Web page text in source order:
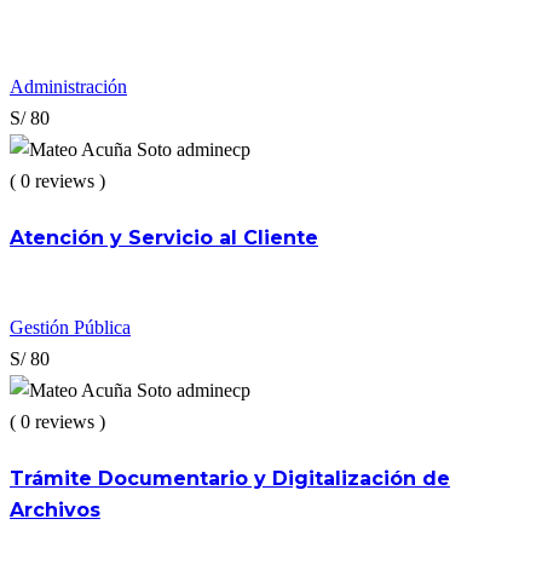
Administración
S/ 80
adminecp
( 0 reviews )
Atención y Servicio al Cliente
Gestión Pública
S/ 80
adminecp
( 0 reviews )
Trámite Documentario y Digitalización de
Archivos